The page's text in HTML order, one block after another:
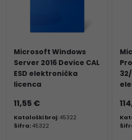
Microsoft Windows
Server 2016 Device CAL
ESD elektronička
licenca
11,55 €
Kataloški broj:45322
Šifra:45322